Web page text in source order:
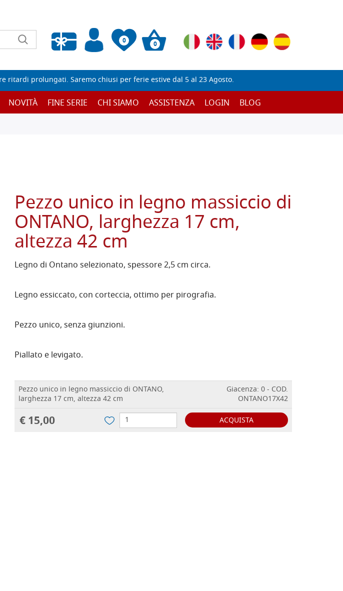
0
Wishlist vuota
0
ritardi prolungati. Saremo chiusi per ferie estive dal 5 al 23 Agosto.
NOVITÀ FINE SERIE CHI SIAMO ASSISTENZA LOGIN BLOG
Pezzo unico in legno massiccio di
ONTANO, larghezza 17 cm,
altezza 42 cm
Legno di Ontano selezionato, spessore 2,5 cm circa.
Legno essiccato, con corteccia, ottimo per pirografia.
Pezzo unico, senza giunzioni.
Piallato e levigato.
Pezzo unico in legno massiccio di ONTANO,
larghezza 17 cm, altezza 42 cm
Giacenza: 0 - COD.
ONTANO17X42
€ 15,00 ACQUISTA